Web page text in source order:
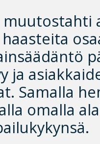
ja
Samalla
omalla